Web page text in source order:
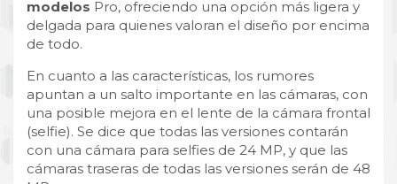
modelos Pro, ofreciendo una opción más ligera y
delgada para quienes valoran el diseño por encima
de todo.
En cuanto a las características, los rumores
apuntan a un salto importante en las cámaras, con
una posible mejora en el lente de la cámara frontal
(selfie). Se dice que todas las versiones contarán
con una cámara para selfies de 24 MP, y que las
cámaras traseras de todas las versiones serán de 48